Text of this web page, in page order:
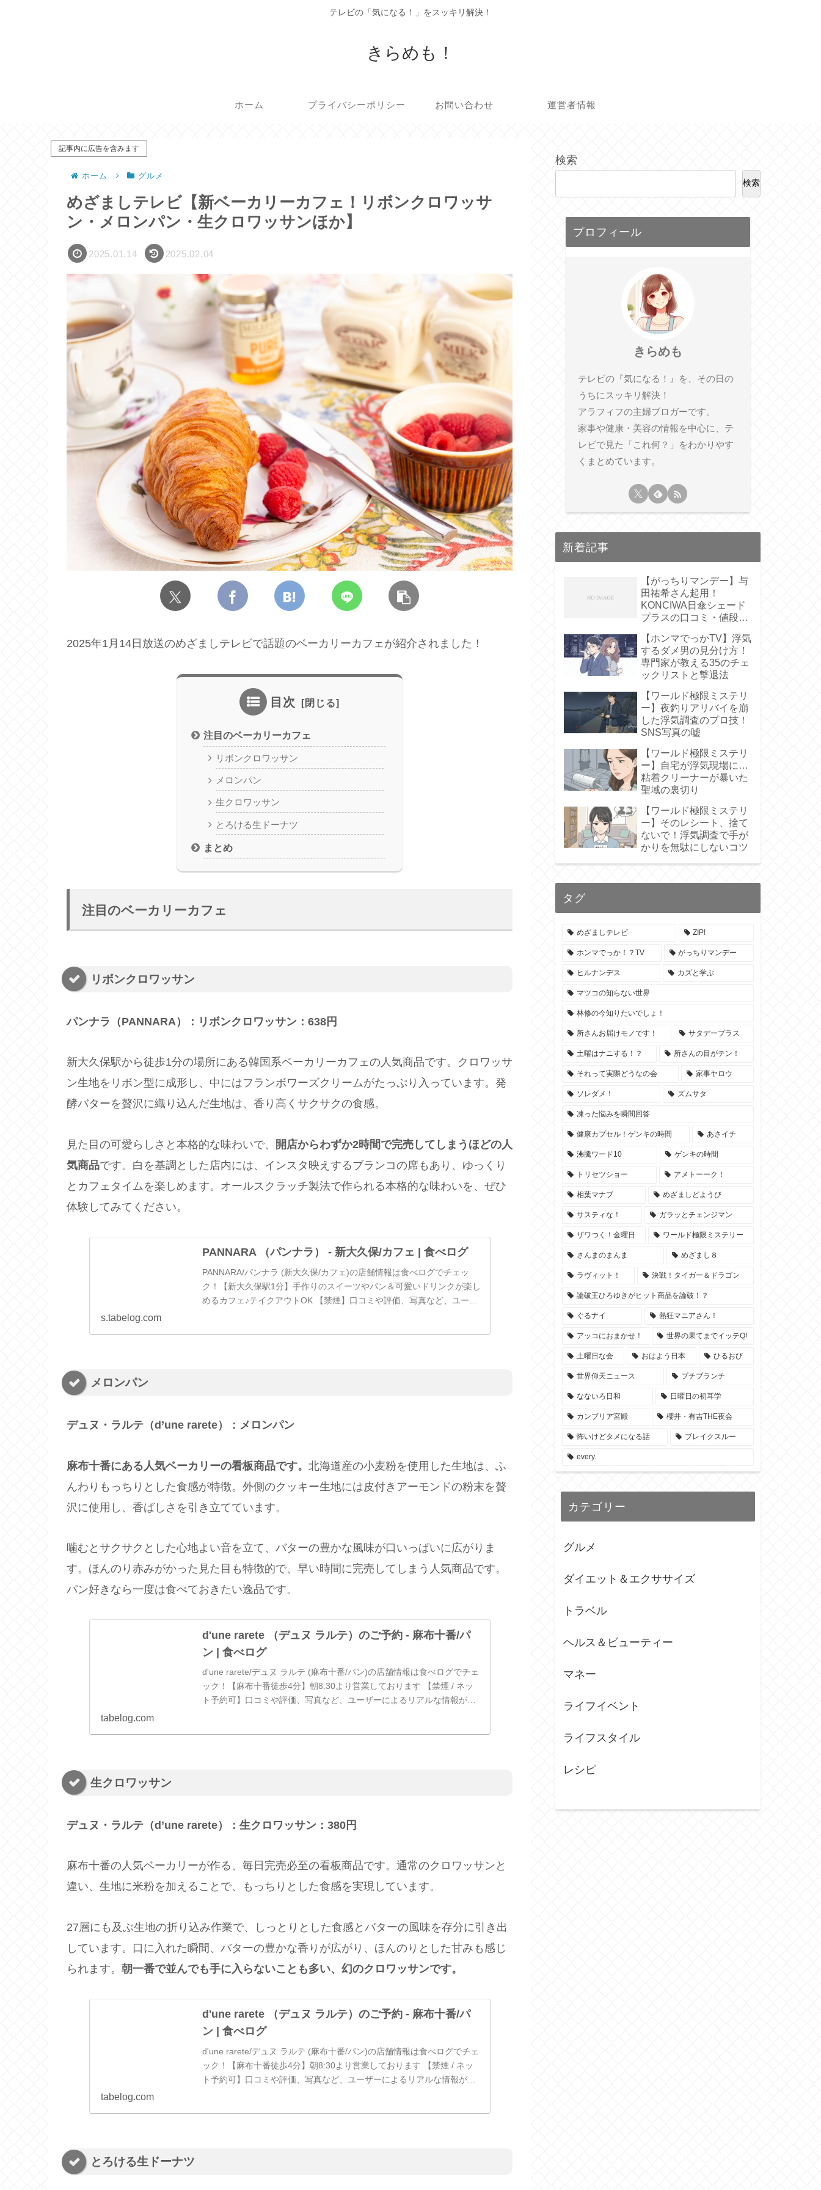
テレビの「気になる！」をスッキリ解決！
きらめも！
ホーム プライバシーポリシー お問い合わせ 運営者情報
記事内に広告を含みます
ホーム グルメ
めざましテレビ【新ベーカリーカフェ！リボンクロワッサ
ン・メロンパン・生クロワッサンほか】
2025.01.14 2025.02.04
2025年1月14日放送のめざましテレビで話題のベーカリーカフェが紹介されました！
目次
注目のベーカリーカフェ
リボンクロワッサン
メロンパン
生クロワッサン
とろける生ドーナツ
まとめ
注目のベーカリーカフェ
リボンクロワッサン
パンナラ（PANNARA）：リボンクロワッサン：638円
新大久保駅から徒歩1分の場所にある韓国系ベーカリーカフェの人気商品です。クロワッサ
ン生地をリボン型に成形し、中にはフランボワーズクリームがたっぷり入っています。発
酵バターを贅沢に織り込んだ生地は、香り高くサクサクの食感。
見た目の可愛らしさと本格的な味わいで、
開店からわずか2時間で完売してしまうほどの人
気商品です。白を基調とした店内には、インスタ映えするブランコの席もあり、ゆっくり
とカフェタイムを楽しめます。オールスクラッチ製法で作られる本格的な味わいを、ぜひ
体験してみてください。
PANNARA （パンナラ） - 新大久保/カフェ | 食べログ
PANNARA/パンナラ (新大久保/カフェ)の店舗情報は食べログでチェッ
ク！【新大久保駅1分】手作りのスイーツやパン＆可愛いドリンクが楽し
めるカフェ♪テイクアウトOK 【禁煙】口コミや評価、写真など、ユーザ
s.tabelog.com
メロンパン
デュヌ・ラルテ（d’une rarete）：メロンパン
麻布十番にある人気ベーカリーの看板商品です。 北海道産の小麦粉を使用した生地は、ふ
んわりもっちりとした食感が特徴。外側のクッキー生地には皮付きアーモンドの粉末を贅
沢に使用し、香ばしさを引き立てています。
噛むとサクサクとした心地よい音を立て、バターの豊かな風味が口いっぱいに広がりま
す。ほんのり赤みがかった見た目も特徴的で、早い時間に完売してしまう人気商品です。
パン好きなら一度は食べておきたい逸品です。
d'une rarete （デュヌ ラルテ）のご予約 - 麻布十番/パ
ン | 食べログ
d'une rarete/デュヌ ラルテ (麻布十番/パン)の店舗情報は食べログでチェ
ック！【麻布十番徒歩4分】朝8:30より営業しております 【禁煙 / ネッ
ト予約可】口コミや評価、写真など、ユーザーによるリアルな情報が満
tabelog.com
生クロワッサン
デュヌ・ラルテ（d’une rarete）：生クロワッサン：380円
麻布十番の人気ベーカリーが作る、毎日完売必至の看板商品です。通常のクロワッサンと
違い、生地に米粉を加えることで、もっちりとした食感を実現しています。
27層にも及ぶ生地の折り込み作業で、しっとりとした食感とバターの風味を存分に引き出
しています。口に入れた瞬間、バターの豊かな香りが広がり、ほんのりとした甘みも感じ
られます。 朝一番で並んでも手に入らないことも多い、幻のクロワッサンです。
d'une rarete （デュヌ ラルテ）のご予約 - 麻布十番/パ
ン | 食べログ
d'une rarete/デュヌ ラルテ (麻布十番/パン)の店舗情報は食べログでチェ
ック！【麻布十番徒歩4分】朝8:30より営業しております 【禁煙 / ネッ
ト予約可】口コミや評価、写真など、ユーザーによるリアルな情報が満
tabelog.com
とろける生ドーナツ
検索
検索
プロフィール
きらめも
テレビの『気になる！』を、その日の
うちにスッキリ解決！
アラフィフの主婦ブロガーです。
家事や健康・美容の情報を中心に、テ
レビで見た「これ何？」をわかりやす
くまとめています。
新着記事
【がっちりマンデー】与
田祐希さん起用！
KONCIWA日傘シェード
プラスの口コミ・値段
【ホンマでっかTV】浮気
するダメ男の見分け方！
専門家が教える35のチェ
ックリストと撃退法
【ワールド極限ミステリ
ー】夜釣りアリバイを崩
した浮気調査のプロ技！
SNS写真の嘘
【ワールド極限ミステリ
ー】自宅が浮気現場に…
粘着クリーナーが暴いた
聖域の裏切り
【ワールド極限ミステリ
ー】そのレシート、捨て
ないで！浮気調査で手が
かりを無駄にしないコツ
タグ
めざましテレビ ZIP!
ホンマでっか！？TV がっちりマンデー
ヒルナンデス カズと学ぶ
マツコの知らない世界
林修の今知りたいでしょ！
所さんお届けモノです！ サタデープラス
土曜はナニする！？ 所さんの目がテン！
それって実際どうなの会 家事ヤロウ
ソレダメ！ ズムサタ
凍った悩みを瞬間回答
健康カプセル！ゲンキの時間 あさイチ
沸騰ワード10 ゲンキの時間
トリセツショー アメトーーク！
相葉マナブ めざましどようび
サスティな！ ガラッとチェンジマン
ザワつく！金曜日 ワールド極限ミステリー
さんまのまんま めざまし８
ラヴィット！ 決戦！タイガー＆ドラゴン
論破王ひろゆきがヒット商品を論破！？
ぐるナイ 熱狂マニアさん！
アッコにおまかせ！ 世界の果てまでイッテQ!
土曜日な会 おはよう日本 ひるおび
世界仰天ニュース プチブランチ
なないろ日和 日曜日の初耳学
カンブリア宮殿 櫻井・有吉THE夜会
怖いけどタメになる話 ブレイクスルー
every.
カテゴリー
グルメ
ダイエット＆エクササイズ
トラベル
ヘルス＆ビューティー
マネー
ライフイベント
ライフスタイル
レシピ